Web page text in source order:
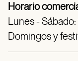
Horario
Lunes -
Domingos y